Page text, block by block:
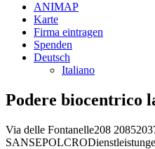
ANIMAP
Karte
Firma eintragen
Spenden
Deutsch
Italiano
Podere biocentrico
Via delle Fontanelle208 208
SANSEPOLCRO